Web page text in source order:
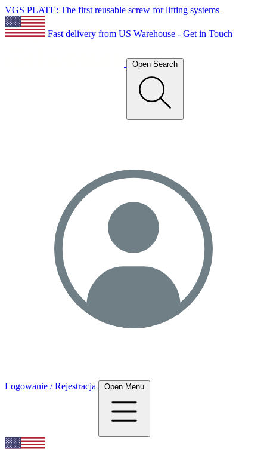
VGS PLATE: The first reusable screw for lifting systems
Fast delivery from US Warehouse - Get in Touch
Open Search
Logowanie / Rejestracja Open Menu